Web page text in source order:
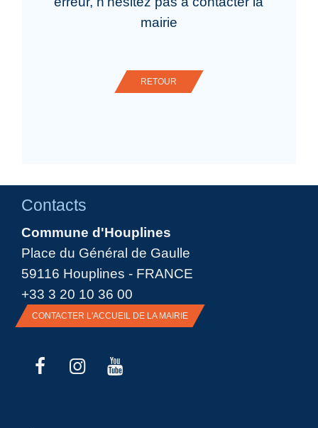
mairie
RETOUR
Contacts
Commune d'Houplines
Place du Général de Gaulle
59116 Houplines - FRANCE
+33 3 20 10 36 00
CONTACTER L'ACCUEIL DE LA MAIRIE